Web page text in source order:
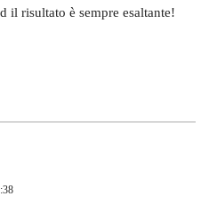
il risultato è sempre esaltante!